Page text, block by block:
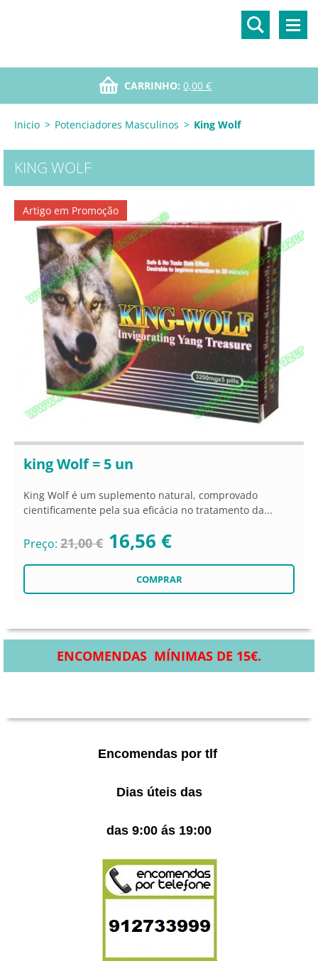
CARRINHO: 0,00 €
Inicio > Potenciadores Masculinos > King Wolf
KING WOLF
king Wolf = 5 un
Artigo em Promoção
King Wolf é um suplemento natural, comprovado
cientificamente pela sua eficácia no tratamento da...
Preço: 21,00 € 16,56 €
ENCOMENDAS MÍNIMAS DE 15€.
Encomendas por tlf
Dias úteis das
das 9:00 ás 19:00